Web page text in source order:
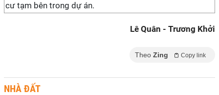
cư tạm bên trong dự án.
Lê Quân - Trương Khởi
Theo Zing Copy link
NHÀ ĐẤT